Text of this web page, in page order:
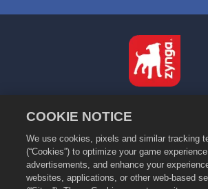
Gizlilik Politikası
Hizmet Koşulları
Kişisel Bilgilerimi Satma ya da
Çerez Politikası
COOKIE NOTICE
We use cookies, pixels and similar tracking
(“Cookies”) to optimize your game
advertisements, and enhance your
websites, applications, or other web-based